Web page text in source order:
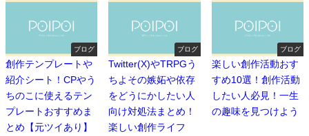
ブログ
創作テンプレートや
紹介シート！CPやう
ちのこに使えるテン
プレートおすすめま
とめ【元ツイあり】
ブログ
Twitter(X)やTRPGう
ちよその嫉妬や依存
をどうにかしたい人
向け対処法まとめ！
楽しい創作ライフ
ブログ
楽しい創作活動おす
すめ10選！創作活動
したい人必見！一生
の趣味を見つけよう